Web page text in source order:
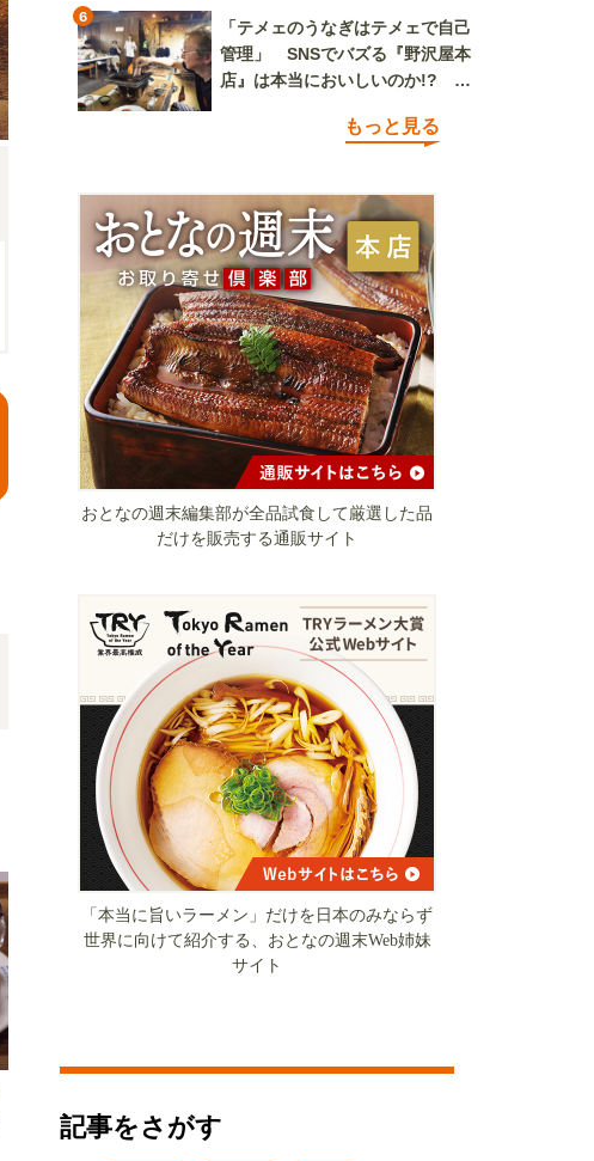
6
「テメェのうなぎはテメェで自己
管理」 SNSでバズる『野沢屋本
店』は本当においしいのか!? い
もっと見る
おとなの週末編集部が全品試食して厳選した品
だけを販売する通販サイト
「本当に旨いラーメン」だけを日本のみならず
世界に向けて紹介する、おとなの週末Web姉妹
サイト
記事をさがす